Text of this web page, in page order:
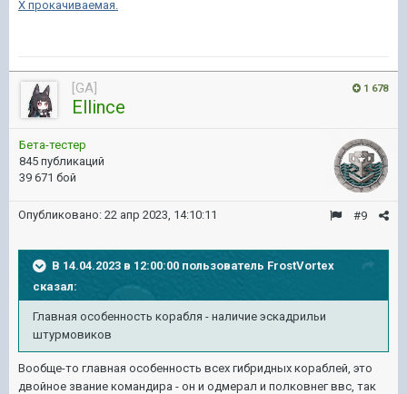
Х прокачиваемая.
1 678
[GA]
Ellince
Бета-тестер
845 публикаций
39 671 бой
#9
Опубликовано: 22 апр 2023, 14:10:11
В 14.04.2023 в 12:00:00 пользователь FrostVortex
сказал:
Главная особенность корабля - наличие эскадрильи
штурмовиков
Вообще-то главная особенность всех гибридных кораблей, это
двойное звание командира - он и одмерал и полковнег ввс, так